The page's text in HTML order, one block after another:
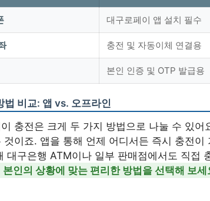
대구로페이 앱 설치 필수
충전 및 자동이체 연결용
본인 인증 및 OTP 발급용
법 비교: 앱 vs. 오프라인
충전은 크게 두 가지 방법으로 나눌 수 있
것이죠. 앱을 통해 언제 어디서든 즉시 충전
대구은행 ATM이나 일부 판매점에서도 직접
본인의 상황에 맞는 편리한 방법을 선택해 보세